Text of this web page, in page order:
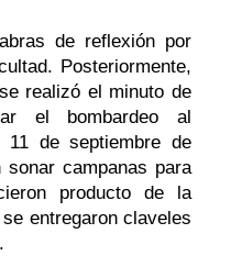
de reflexión por
Posteriormente,
realizó el minuto de
el bombardeo al
de septiembre de
sonar campanas para
producto de la
entregaron claveles